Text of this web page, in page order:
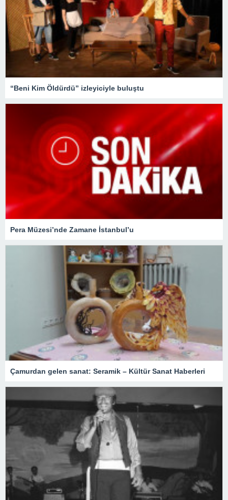
“Beni Kim Öldürdü” izleyiciyle buluştu
Pera Müzesi’nde Zamane İstanbul’u
Çamurdan gelen sanat: Seramik – Kültür Sanat Haberleri